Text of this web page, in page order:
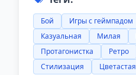
Бой Игры с геймпадом
Казуальная
Милая
Протагонистка
Ретро
Стилизация
Цветастая